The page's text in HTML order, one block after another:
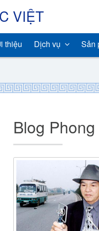
VIỆT
thiệu Dịch vụ Sản
Blog